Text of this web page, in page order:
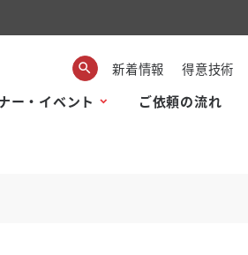
新着情報 得意技術
ー・イベント ご依頼の流れ